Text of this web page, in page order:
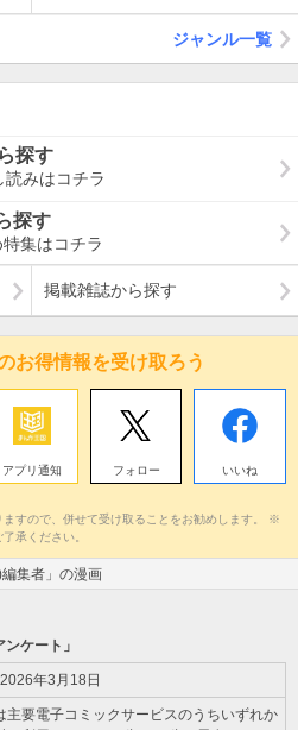
ジャンル一覧
探す
読みはコチラ
探す
集はコチラ
掲載雑誌から探す
お得情報を受け取ろう
アプリ通知 フォロー いいね
すので、併せて受け取ることをお勧めします。 ※
承ください。
編集者」の漫画
ケート」
年3月18日
主要電子コミックサービスのうちいずれか